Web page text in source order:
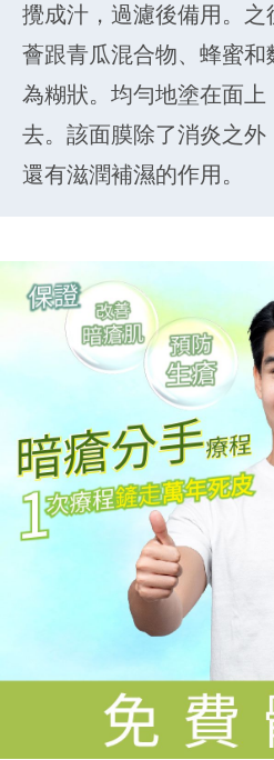
攪成汁，過濾後備用。
薈跟青瓜混合物、蜂蜜
為糊狀。均勻地塗在面
去。該面膜除了消炎之外
還有滋潤補濕的作用。